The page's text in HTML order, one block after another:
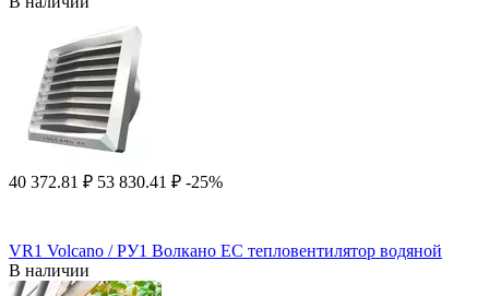
40 372.81 ₽ 53 830.41 ₽ -25%
VR1 Volcano / РУ1 Волкано EC тепловентилятор водяной
В наличии